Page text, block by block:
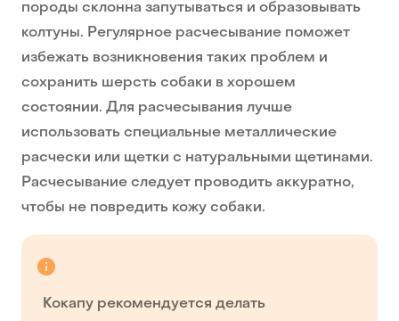
породы склонна запутываться и образовывать
колтуны. Регулярное расчесывание поможет
избежать возникновения таких проблем и
сохранить шерсть собаки в хорошем
состоянии. Для расчесывания лучше
использовать специальные металлические
расчески или щетки с натуральными щетинами.
Расчесывание следует проводить аккуратно,
чтобы не повредить кожу собаки.
Кокапу рекомендуется делать